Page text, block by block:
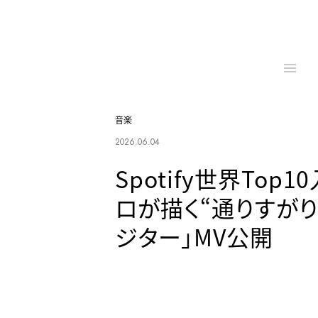
音楽
2026.06.04
Spotify世界Top10
ロが描く“通りすが
ジター」MV公開